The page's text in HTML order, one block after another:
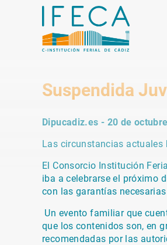
Suspendida
Dipucadiz.es - 20 de
Las circunstancias actuales
El Consorcio Institución
iba a celebrarse el próximo
con las garantías
Un evento familiar que
que los contenidos son, en
recomendadas por las